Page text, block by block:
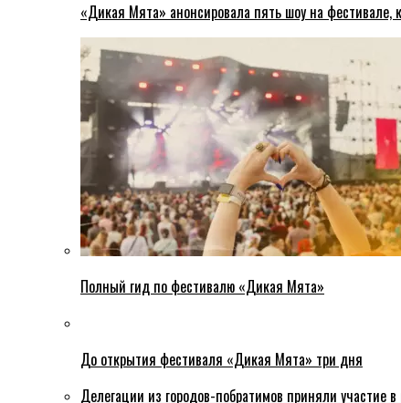
«Дикая Мята» анонсировала пять шоу на фестивале,
Полный гид по фестивалю «Дикая Мята»
До открытия фестиваля «Дикая Мята» три дня
Делегации из городов-побратимов приняли участие